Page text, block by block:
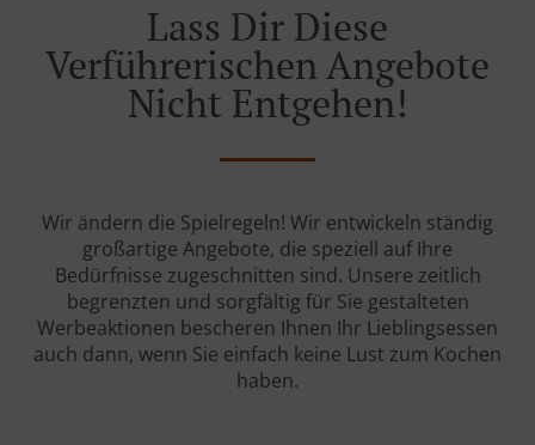
Lass Dir Diese
Verführerischen Angebote
Nicht Entgehen!
Wir ändern die Spielregeln! Wir entwickeln ständig
großartige Angebote, die speziell auf Ihre
Bedürfnisse zugeschnitten sind. Unsere zeitlich
begrenzten und sorgfältig für Sie gestalteten
Werbeaktionen bescheren Ihnen Ihr Lieblingsessen
auch dann, wenn Sie einfach keine Lust zum Kochen
haben.